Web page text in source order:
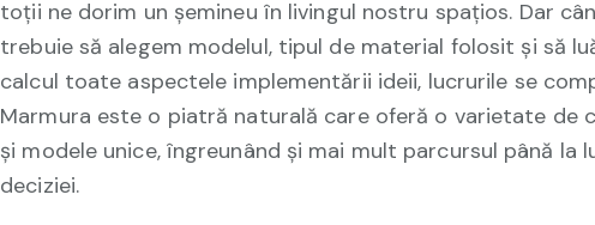
toții ne dorim un șemineu în livingul nostru spațios. Dar
trebuie să alegem modelul, tipul de material folosit și să
calcul toate aspectele implementării ideii, lucrurile se
Marmura este o piatră naturală care oferă o varietate de
și modele unice, îngreunând și mai mult parcursul până la
deciziei.